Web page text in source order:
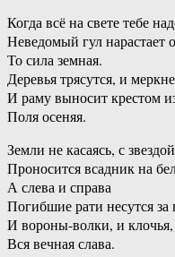
Когда всё на свете тебе
Неведомый гул нарастает
То сила земная.
Деревья трясутся, и
И раму выносит крестом
Поля осеняя.
Земли не касаясь, с
Проносится всадник на
А слева и справа
Погибшие рати несутся за
И вороны-волки, и
Вся вечная слава.